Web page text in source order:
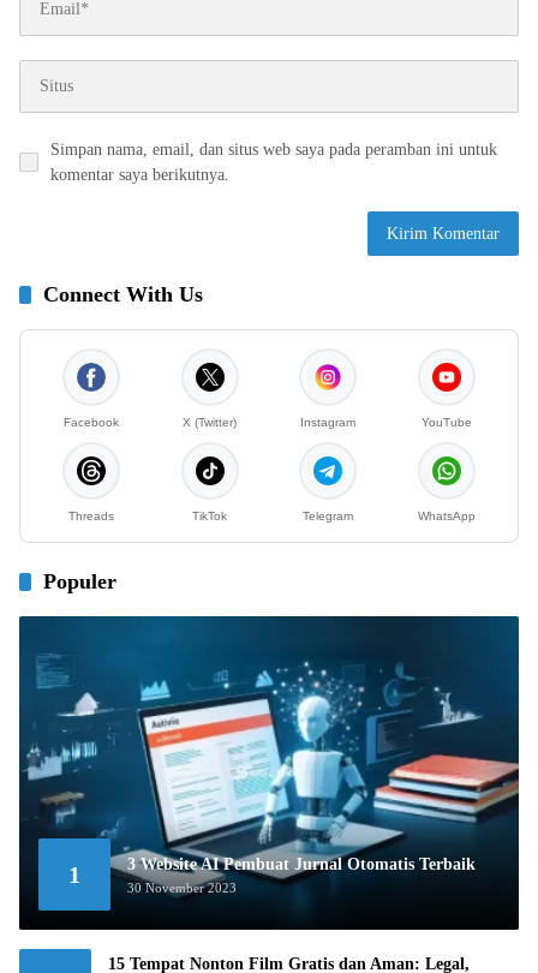
Simpan nama, email, dan situs web saya pada peramban ini untuk
komentar saya berikutnya.
Connect With Us
Facebook X (Twitter) Instagram YouTube
Threads TikTok Telegram WhatsApp
Populer
1 3 Website AI Pembuat Jurnal Otomatis Terbaik
30 November 2023
15 Tempat Nonton Film Gratis dan Aman: Legal,